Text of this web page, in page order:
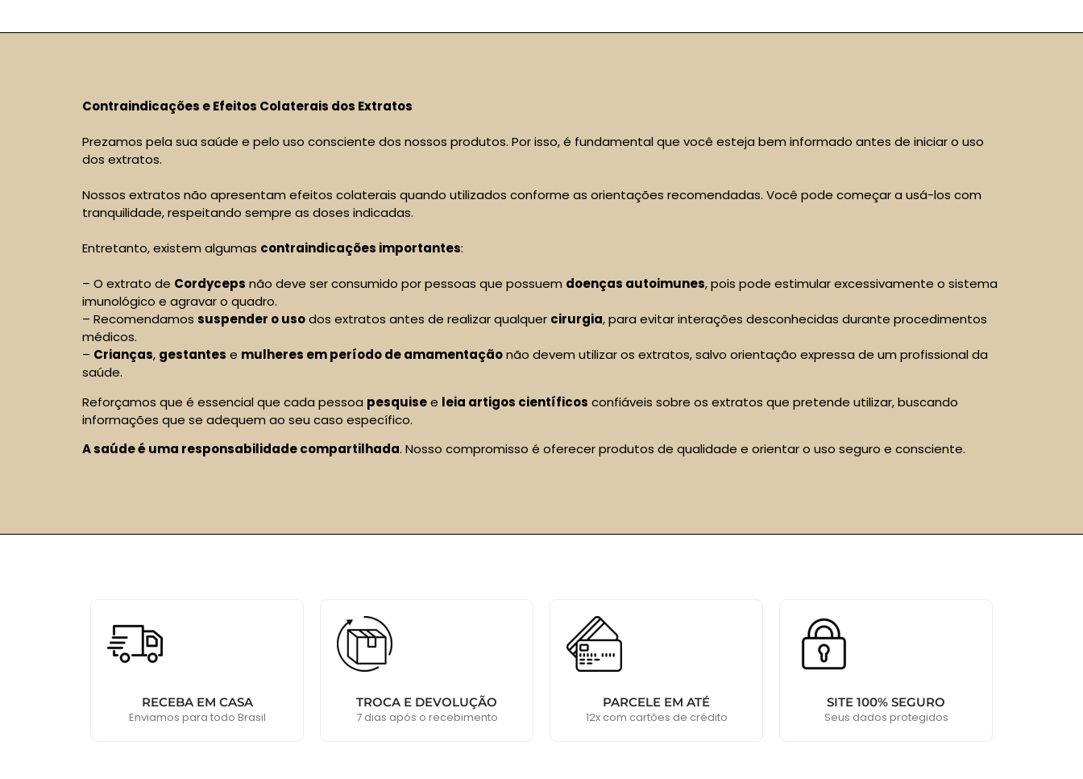
Contraindicações e Efeitos Colaterais dos Extratos
Prezamos pela sua saúde e pelo uso consciente dos nossos produtos. Por isso, é fundamental que você esteja bem informado antes de iniciar o uso
dos extratos.
Nossos extratos não apresentam efeitos colaterais quando utilizados conforme as orientações recomendadas. Você pode começar a usá-los com
tranquilidade, respeitando sempre as doses indicadas.
Entretanto, existem algumas contraindicações importantes:
– O extrato de Cordyceps não deve ser consumido por pessoas que possuem doenças autoimunes, pois pode estimular excessivamente o sistema
imunológico e agravar o quadro.
– Recomendamos suspender o usodos extratos antes de realizar qualquer cirurgia, para evitar interações desconhecidas durante procedimentos
médicos.
– Crianças, gestantes e mulheres em período de amamentaçãonão devem utilizar os extratos, salvo orientação expressa de um profissional da
saúde.
Reforçamos que é essencial que cada pessoa pesquisee leia artigos científicos confiáveis sobre os extratos que pretende utilizar, buscando
informações que se adequem ao seu caso específico.
A saúde é uma responsabilidade compartilhada. Nosso compromisso é oferecer produtos de qualidade e orientar o uso seguro e consciente.
RECEBA EM CASA
Enviamos para todo Brasil
TROCA E DEVOLUÇÃO
7 dias após o recebimento
PARCELE EM ATÉ
12x com cartões de crédito
SITE 100% SEGURO
Seus dados protegidos